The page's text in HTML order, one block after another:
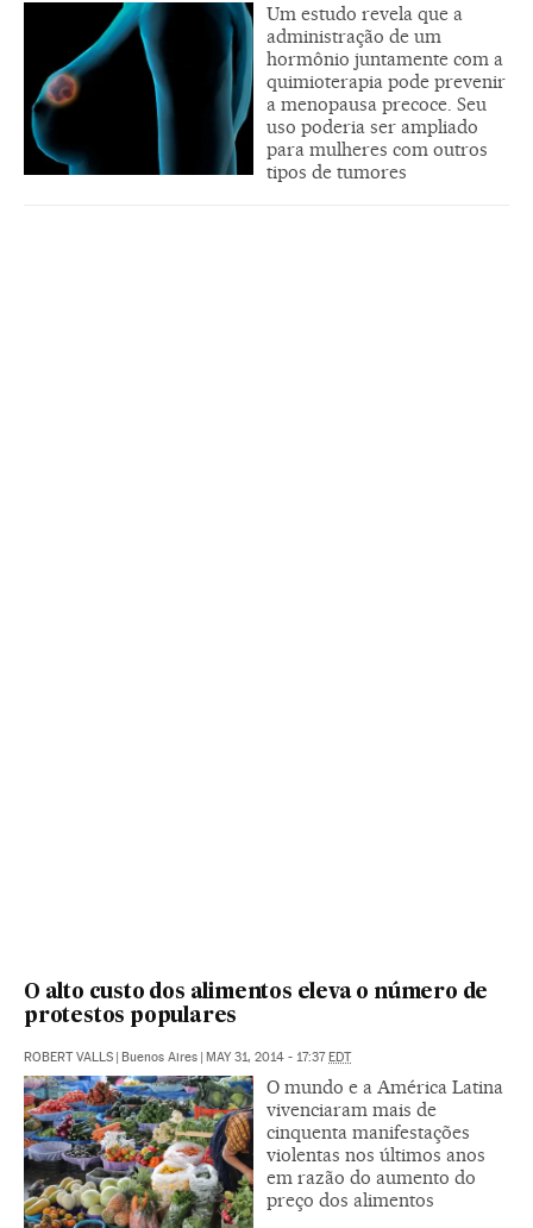
Um estudo revela que a
administração de um
hormônio juntamente com a
quimioterapia pode prevenir
a menopausa precoce. Seu
uso poderia ser ampliado
para mulheres com outros
tipos de tumores
O alto custo dos alimentos eleva o número de
protestos populares
ROBERT VALLS | Buenos Aires | MAY 31, 2014 - 17:37EDT
O mundo e a América Latina
vivenciaram mais de
cinquenta manifestações
violentas nos últimos anos
em razão do aumento do
preço dos alimentos